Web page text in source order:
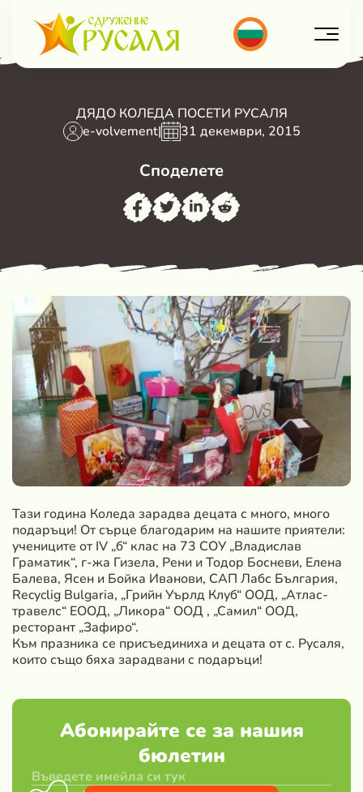
ДЯДО КОЛЕДА ПОСЕТИ РУСАЛЯ
e-volvement| 31 декември, 2015
Споделете
Тази година Коледа зарадва децата с много, много
подаръци! От сърце благодарим на нашите приятели:
учениците от IV „б“ клас на 73 СОУ „Владислав
Граматик“, г-жа Гизела, Рени и Тодор Босневи, Елена
Балева, Ясен и Бойка Иванови, САП Лабс България,
Recyclig Bulgaria, „Грийн Уърлд Клуб“ ООД, „Атлас-
травелс“ ЕООД, „Ликора“ ООД , „Самил“ ООД,
ресторант „Зафиро“.
Към празника се присъединиха и децата от с. Русаля,
които също бяха зарадвани с подаръци!
Абонирайте се за нашия
бюлетин